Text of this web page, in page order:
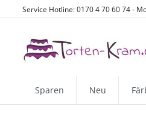
Service Hotline: 0170 4 70 60 74 -
Sparen Neu